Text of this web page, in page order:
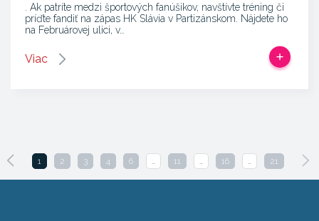
. Ak patríte medzi športových fanúšikov, navštívte tréning či
príďte fandiť na zápas HK Slávia v Partizánskom. Nájdete ho
na Februárovej ulici, v…
Viac
1 2 3 4 6 … 11 … 16 … 21